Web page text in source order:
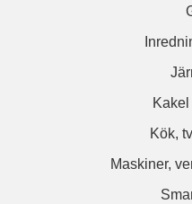
Kök,
Maskiner,